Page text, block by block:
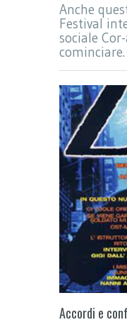
Anche
Festival
sociale
cominciare.
Accordi e